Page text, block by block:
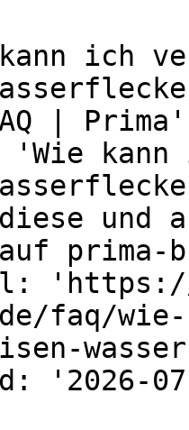
ich
| Prima'
kann
und
auf prima-
'https://
faq/
'2026-